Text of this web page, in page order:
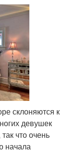
склоняются к
девушек
что очень
начала